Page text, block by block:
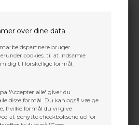
over dine data
bruger
cookies, til at indsamle
dig til forskellige formål,
'Accepter alle' giver du
disse formål. Du kan også vælge
hvilke formål du vil give
at benytte checkboksene ud for
alle henvendelser indenfor 24 timer.